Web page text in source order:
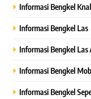
Informasi Bengkel
Informasi Bengkel Las
Informasi Bengkel
Informasi Bengkel
Informasi Bengkel